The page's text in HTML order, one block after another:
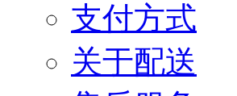
支付方式
关于配送